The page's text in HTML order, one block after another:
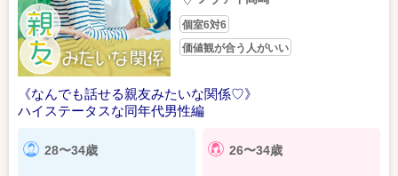
個室6対6
価値観が合う人がいい
《なんでも話せる親友みたいな関係♡》
ハイステータスな同年代男性編
28〜34歳 26〜34歳